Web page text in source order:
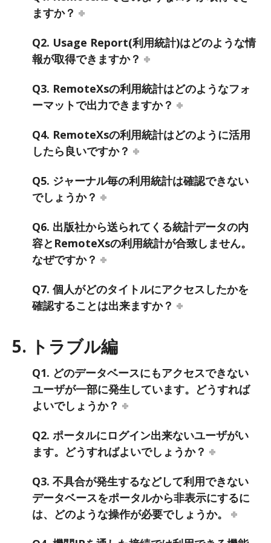
ますか？
Q2. Usage Report(利用統計)はどのような情
報が取得できますか？
Q3. RemoteXsの利用統計はどのようなフォ
ーマットで出力できますか？
Q4. RemoteXsの利用統計はどのように活用
したら良いですか？
Q5. ジャーナル毎の利用統計は確認できない
でしょうか？
Q6. 出版社から送られてくる統計データの内
容とRemoteXsの利用統計が合致しません。
なぜですか？
Q7. 個人がどのタイトルにアクセスしたかを
確認することは出来ますか？
5. トラブル編
Q1. どのデータベースにもアクセスできない
ユーザが一部に発生しています。どうすれば
よいでしょうか？
Q2. ポータルにログイン出来ないユーザがい
ます。どうすればよいでしょうか？
Q3. 不具合が発生するなどして利用できない
データベースをポータルから非表示にするに
は、どのような操作が必要でしょうか。